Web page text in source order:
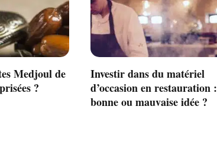
Medjoul de
?
Investir dans du matériel
d’occasion en restauration :
bonne ou mauvaise idée ?